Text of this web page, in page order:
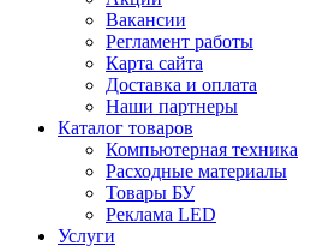
Вакансии
Регламент работы
Карта сайта
Доставка и оплата
Наши партнеры
Каталог товаров
Компьютерная техника
Расходные материалы
Товары БУ
Реклама LED
Услуги